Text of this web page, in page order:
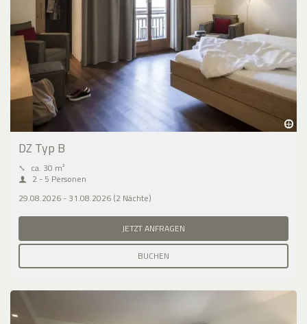
DZ Typ B
⤡ ca. 30 m²
2 - 5 Personen
29.08.2026 - 31.08.2026 (2 Nächte)
JETZT ANFRAGEN
BUCHEN